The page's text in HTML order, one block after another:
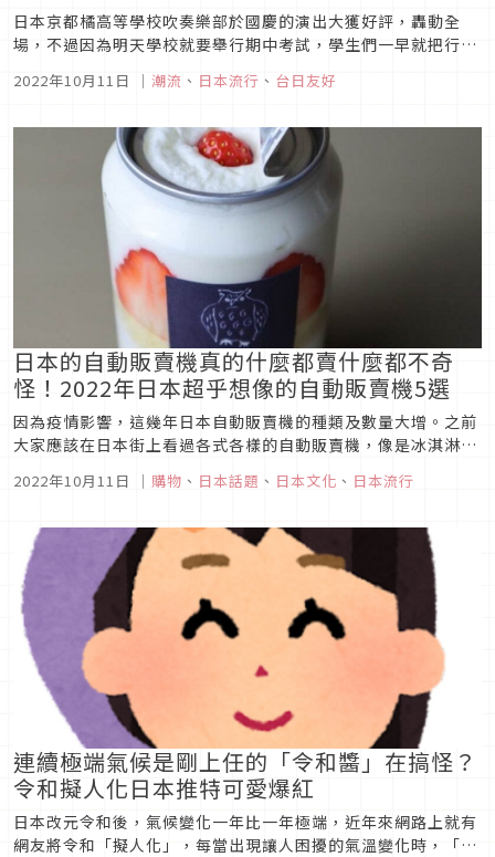
日本京都橘高等學校吹奏樂部於國慶的演出大獲好評，轟動全
場，不過因為明天學校就要舉行期中考試，學生們一早就把行李
機場，今天下午14：20隨即搭乘華航班機返回日本，結束短短5
特製的郵摺，盼為這...
2022年10月11日 ｜ 潮流 、 日本流行 、 台日友好
日本的自動販賣機真的什麼都賣什麼都不奇
怪！2022年日本超乎想像的自動販賣機5選
因為疫情影響，這幾年日本自動販賣機的種類及數量大增。之前
大家應該在日本街上看過各式各樣的自動販賣機，像是冰淇淋、
冷凍食品、當地拉麵、口罩、檢測劑、高湯、御守等等，各種你
想得到的都能放進自動販賣機裡。但日本總能打破我們的想像，
2022年10月11日 ｜ 購物 、 日本話題 、 日本文化 、 日本流行
連續極端氣候是剛上任的「令和醬」在搞怪？
令和擬人化日本推特可愛爆紅
日本改元令和後，氣候變化一年比一年極端，近年來網路上就有
網友將令和「擬人化」，每當出現讓人困擾的氣溫變化時，「#